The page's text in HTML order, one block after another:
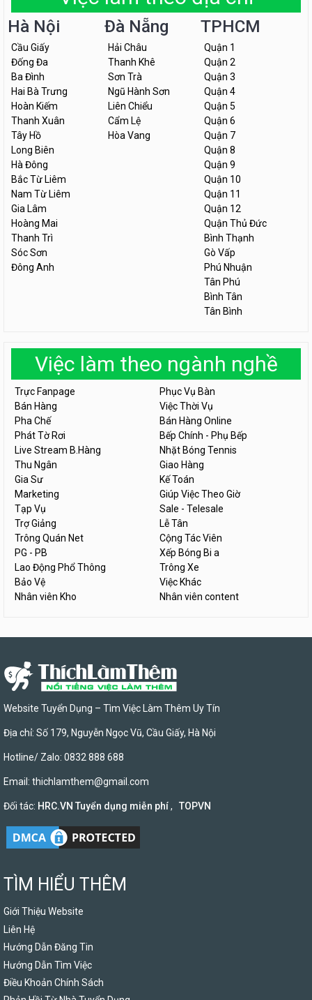
Hà Nội
Cầu Giấy
Đống Đa
Ba Đình
Hai Bà Trưng
Hoàn Kiếm
Thanh Xuân
Tây Hồ
Long Biên
Hà Đông
Bắc Từ Liêm
Nam Từ Liêm
Gia Lâm
Hoàng Mai
Thanh Trì
Sóc Sơn
Đông Anh
Đà Nẵng
Hải Châu
Thanh Khê
Sơn Trà
Ngũ Hành Sơn
Liên Chiểu
Cẩm Lệ
Hòa Vang
TPHCM
Quận 1
Quận 2
Quận 3
Quận 4
Quận 5
Quận 6
Quận 7
Quận 8
Quận 9
Quận 10
Quận 11
Quận 12
Quận Thủ Đức
Bình Thạnh
Gò Vấp
Phú Nhuận
Tân Phú
Bình Tân
Tân Bình
Việc làm theo ngành nghề
Trực Fanpage
Phục Vụ Bàn
Bán Hàng
Việc Thời Vụ
Pha Chế
Bán Hàng Online
Phát Tờ Rơi
Bếp Chính - Phụ Bếp
Live Stream B.Hàng
Nhặt Bóng Tennis
Thu Ngân
Giao Hàng
Gia Sư
Kế Toán
Marketing
Giúp Việc Theo Giờ
Tạp Vụ
Sale - Telesale
Trợ Giảng
Lễ Tân
Trông Quán Net
Cộng Tác Viên
PG - PB
Xếp Bóng Bi a
Lao Động Phổ Thông
Trông Xe
Bảo Vệ
Việc Khác
Nhân viên Kho
Nhân viên content
Website Tuyển Dụng – Tìm Việc Làm Thêm Uy Tín
Địa chỉ: Số 179, Nguyễn Ngọc Vũ, Cầu Giấy, Hà Nội
Hotline/ Zalo: 0832 888 688
Email: thichlamthem@gmail.com
Đối tác: HRC.VN Tuyển dụng miễn phí, TOPVN
TÌM HIỂU THÊM
Giới Thiệu Website
Liên Hệ
Hướng Dẫn Đăng Tin
Hướng Dẫn Tìm Việc
Điều Khoản Chính Sách